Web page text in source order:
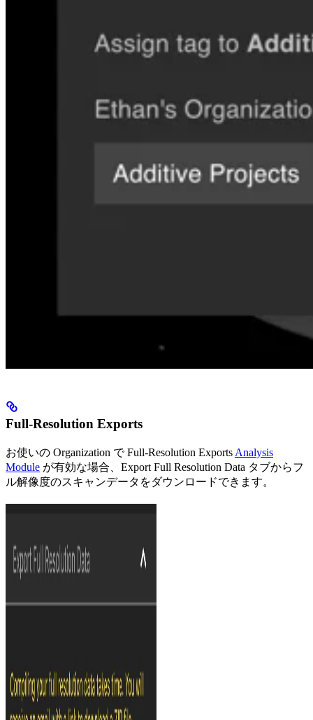
Full-Resolution Exports
お使いの Organization で Full-Resolution Exports Analysis
Module が有効な場合、Export Full Resolution Data タブからフ
ル解像度のスキャンデータをダウンロードできます。